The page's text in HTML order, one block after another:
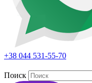
+38 044 531-55-70
Поиск